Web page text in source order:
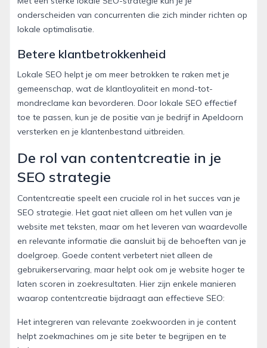
onderscheiden van concurrenten die zich minder richten op
lokale optimalisatie.
Betere klantbetrokkenheid
Lokale SEO helpt je om meer betrokken te raken met je
gemeenschap, wat de klantloyaliteit en mond-tot-
mondreclame kan bevorderen. Door lokale SEO effectief
toe te passen, kun je de positie van je bedrijf in Apeldoorn
versterken en je klantenbestand uitbreiden.
De rol van contentcreatie in je
SEO strategie
Contentcreatie speelt een cruciale rol in het succes van je
SEO strategie. Het gaat niet alleen om het vullen van je
website met teksten, maar om het leveren van waardevolle
en relevante informatie die aansluit bij de behoeften van je
doelgroep. Goede content verbetert niet alleen de
gebruikerservaring, maar helpt ook om je website hoger te
laten scoren in zoekresultaten. Hier zijn enkele manieren
waarop contentcreatie bijdraagt aan effectieve SEO:
Het integreren van relevante zoekwoorden in je content
helpt zoekmachines om je site beter te begrijpen en te